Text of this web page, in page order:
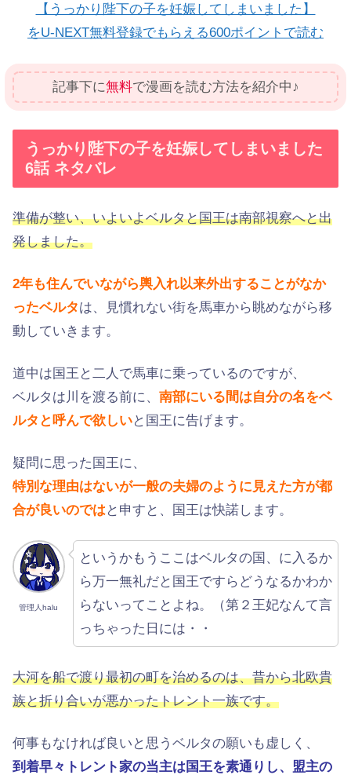
【うっかり陛下の子を妊娠してしまいました】
をU-NEXT無料登録でもらえる600ポイントで読む
記事下に無料で漫画を読む方法を紹介中♪
うっかり陛下の子を妊娠してしまいました
6話 ネタバレ
準備が整い、いよいよベルタと国王は南部視察へと出
発しました。
2年も住んでいながら輿入れ以来外出することがなか
ったベルタは、見慣れない街を馬車から眺めながら移
動していきます。
道中は国王と二人で馬車に乗っているのですが、
ベルタは川を渡る前に、 南部にいる間は自分の名をベ
ルタと呼んで欲しいと国王に告げます。
疑問に思った国王に、
特別な理由はないが一般の夫婦のように見えた方が都
合が良いのでは と申すと、国王は快諾します。
管理人halu
というかもうここはベルタの国、に入るか
ら万一無礼だと国王ですらどうなるかわか
らないってことよね。（第２王妃なんて言
っちゃった日には・・
大河を船で渡り最初の町を治めるのは、昔から北欧貴
族と折り合いが悪かったトレント一族です。
何事もなければ良いと思うベルタの願いも虚しく、
到着早々トレント家の当主は国王を素通りし、盟主の